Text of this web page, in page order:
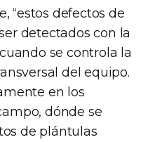
“estos defectos de
detectados con la
se controla la
del equipo.
en los
dónde se
de plántulas